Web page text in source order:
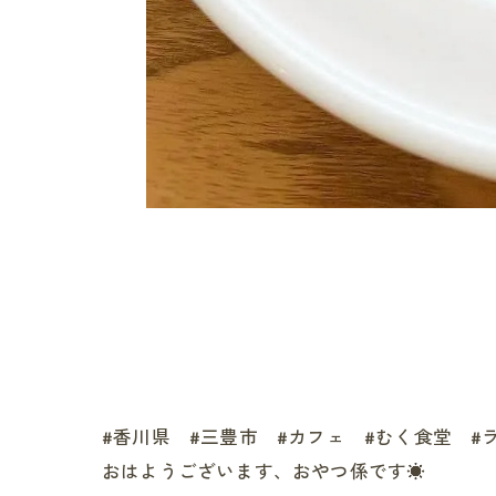
#香川県 #三豊市 #カフェ #むく食堂 #
おはようございます、おやつ係です☀️